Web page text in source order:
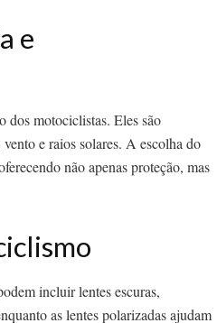
e
dos motociclistas. Eles são
e raios solares. A escolha do
não apenas proteção, mas
incluir lentes escuras,
as lentes polarizadas ajudam